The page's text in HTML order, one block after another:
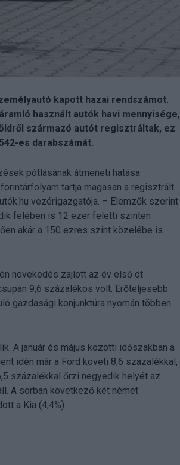
kapott hazai rendszámot.
használt autók havi mennyisége,
származó autót regisztráltak, ez
es darabszámát.
pótlásának átmeneti hatása
tartja magasan a regisztrált
vezérigazgatója. – Elemzők szerint
felében is 12 ezer feletti szinten
akár a 150 ezres szint közelébe is
növekedés zajlott az év első öt
9,6 százalékos volt. Erőteljesebb
gazdasági konjunktúra nyomán többen
A január és május közötti időszakban a
idén már a Ford követi 8,6 százalékkal,
százalékkal őrzi negyedik helyét az
A sorban következő két német
a Kia (4,4%).